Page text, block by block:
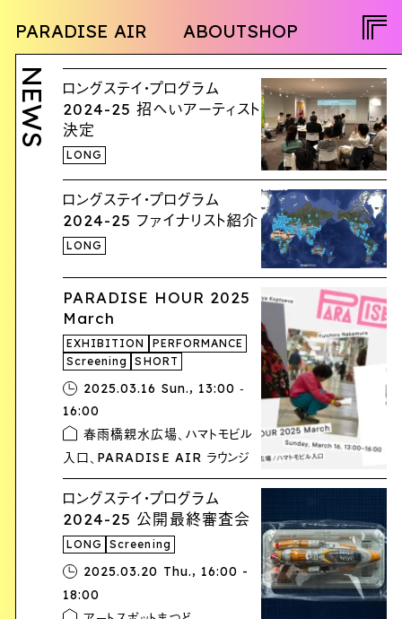
PARADISE AIR ABOUTSHOP
NEWSPROGRAMOPENCALLACTIVITYPEOPLE TWITTER
FACEBOOK
INSTAGRAM
JA
EN
NEWS
ロングステイ・プログラム
2024-25 招へいアーティスト
決定
LONG
ロングステイ・プログラム
2024-25 ファイナリスト紹介
LONG
PARADISE HOUR 2025
March
EXHIBITION
PERFORMANCE
Screening
SHORT
2025.03.16 Sun., 13:00 ‐
16:00
春雨橋親水広場、ハマトモビル
入口、PARADISE AIR ラウンジ
ロングステイ・プログラム
2024-25 公開最終審査会
LONG Screening
2025.03.20 Thu., 16:00 -
18:00